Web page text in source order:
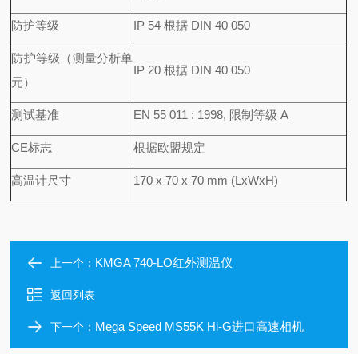
防护等级 IP 54 根据 DIN 40 050
防护等级（测量分析单
元）
IP 20 根据 DIN 40 050
测试基准 EN 55 011 : 1998, 限制等级 A
CE标志 根据欧盟规定
高温计尺寸 170 x 70 x 70 mm (LxWxH)
上一个： KMGA 740-LO红外测温仪
返回列表
下一个： Mega Speed MS55K Hi-G进口高速相机